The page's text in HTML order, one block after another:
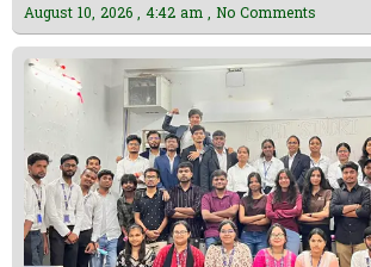
August 10, 2026 4:42 am No Comments